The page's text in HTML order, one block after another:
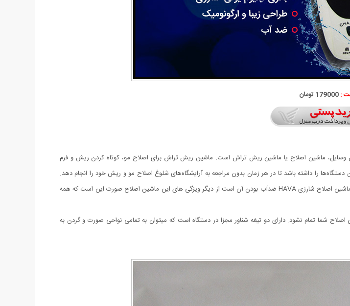
:179000 تومان
وسایل، ماشین اصلاح یا ماشین ریش تراش است. ماشین ریش تراش برای اصلاح مو، کوتاه کردن ریش و فرم
را داشته باشد تا در هر زمان بدون مراجعه به آرایشگاه‌های شلوغ اصلاح مو و ریش خود را انجام دهد.
این وسیله انحصاری برای آقایان است و نیازهای شخصی آن‌ها را برطرف می‌کند. مهم‌ترین ویژگی ماشین اصلاح شارژی HAVA ضدآب‌ بودن آن است از دیگر ویژگی های این ماشین اصلاح صورت این است که همه‌
اصلاح شما تمام نشود. دارای دو تیغه شناور مجزا در دستگاه است که میتوان به تمامی نواحی صورت و گردن به